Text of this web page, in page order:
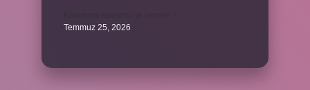
Temmuz 25, 2026